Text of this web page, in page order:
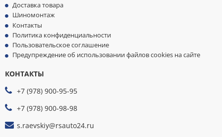
Доставка товара
Шиномонтаж
Контакты
Политика конфиденциальности
Пользовательское соглашение
Предупреждение об использовании файлов cookies на сайте
КОНТАКТЫ
+7 (978) 900-95-95
+7 (978) 900-98-98
s.raevskiy@rsauto24.ru